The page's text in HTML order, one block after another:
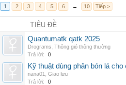
1 2 3 4 5 6 → 10 Tiếp >
TIÊU ĐỀ
Quantumatk qatk 2025
Drograms Thông gió thông thường
Trả lời:
0
Kỹ thuật dùng phân bón lá
nana01
Giao lưu
Trả lời:
0